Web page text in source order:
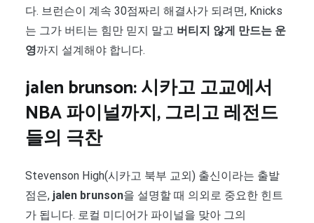
다. 브런슨이 계속 30점짜리 해결사가 되려면, Knicks
는 그가 버티는 힘만 믿지 말고 버티지 않게 만드는 운
영까지 설계해야 합니다.
jalen brunson: 시카고 고교에서
NBA 파이널까지, 그리고 레전드
들의 극찬
Stevenson High(시카고 북부 교외) 출신이라는 출발
점은, jalen brunson을 설명할 때 의외로 중요한 힌트
가 됩니다. 로컬 미디어가 파이널을 맞아 그의